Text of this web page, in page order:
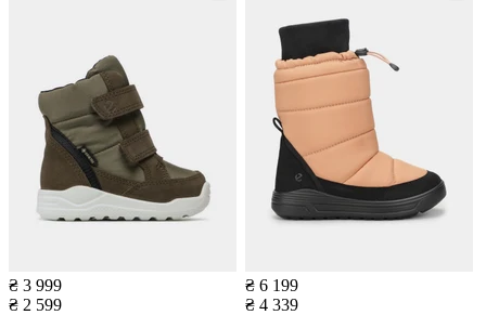
₴ 3 999
₴ 2 599
₴ 6 199
₴ 4 339